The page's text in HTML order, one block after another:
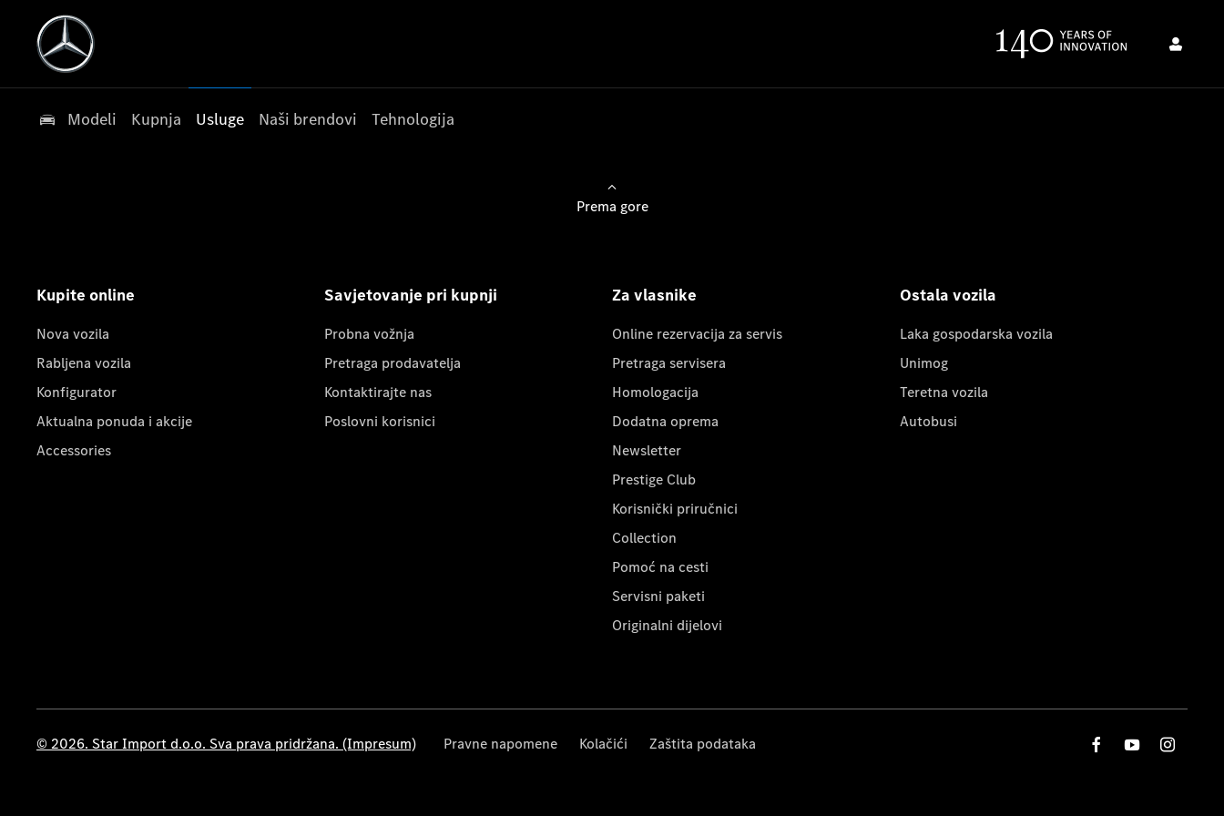
Modeli Kupnja Usluge Naši brendovi Tehnologija
Prema gore
Kupite online
Nova vozila
Rabljena vozila
Konfigurator
Aktualna ponuda i akcije
Accessories
Savjetovanje pri kupnji
Probna vožnja
Pretraga prodavatelja
Kontaktirajte nas
Poslovni korisnici
Za vlasnike
Online rezervacija za servis
Pretraga servisera
Homologacija
Dodatna oprema
Newsletter
Prestige Club
Korisnički priručnici
Collection
Pomoć na cesti
Servisni paketi
Originalni dijelovi
Ostala vozila
Laka gospodarska vozila
Unimog
Teretna vozila
Autobusi
© 2026. Star Import d.o.o. Sva prava pridržana. (Impresum) Pravne napomene Kolačići Zaštita podataka